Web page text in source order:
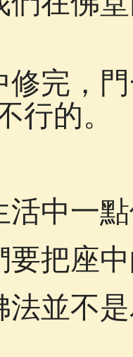
修完，
行的。
活中一
要把座
法並不